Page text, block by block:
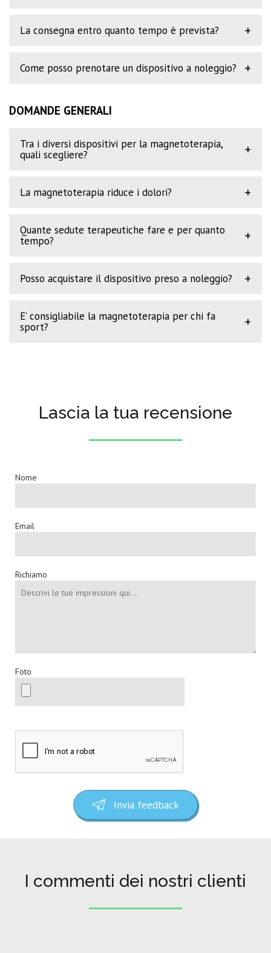
La consegna entro quanto tempo è prevista? +
Come posso prenotare un dispositivo a noleggio? +
DOMANDE GENERALI
Tra i diversi dispositivi per la magnetoterapia,
quali scegliere?
+
La magnetoterapia riduce i dolori? +
Quante sedute terapeutiche fare e per quanto
tempo?
+
Posso acquistare il dispositivo preso a noleggio? +
E’ consigliabile la magnetoterapia per chi fa
sport?
+
Lascia la tua recensione
Nome
Email
Richiamo
Foto
Invia feedback
I commenti dei nostri clienti